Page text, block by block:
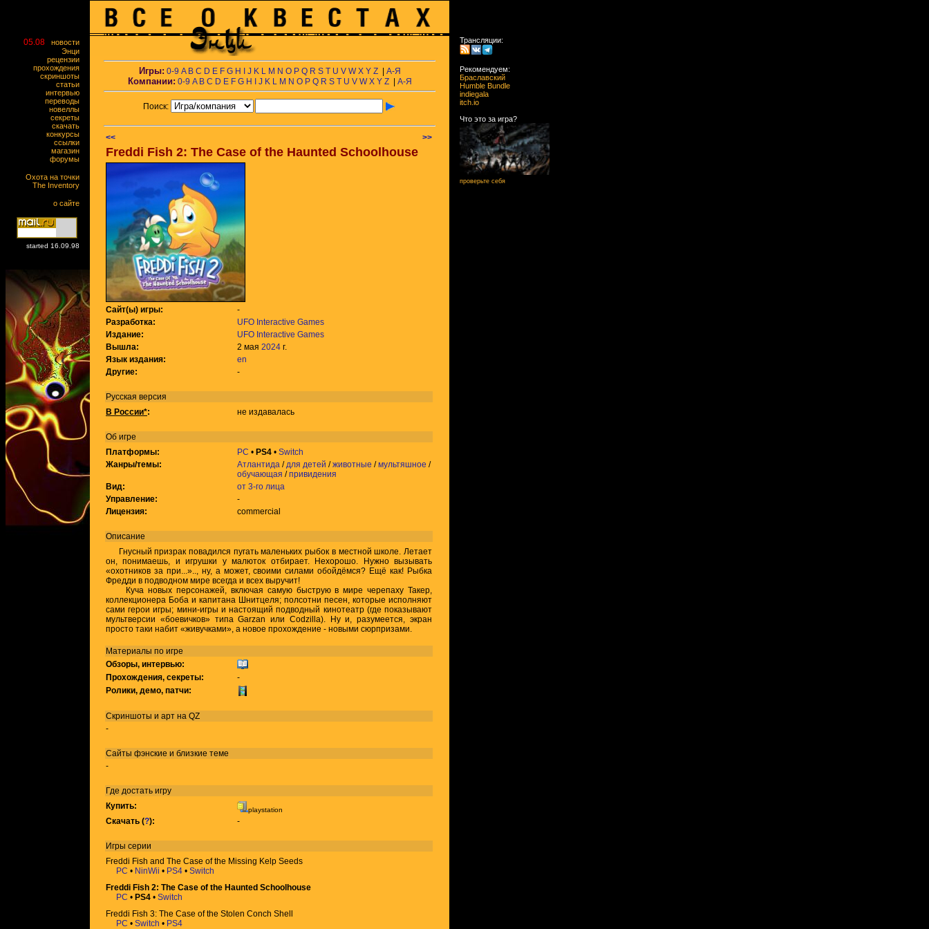
05.08
новости
Энци
рецензии
прохождения
скриншоты
статьи
интервью
переводы
новеллы
секреты
скачать
конкурсы
ссылки
магазин
форумы
Охота на точки
The Inventory
о сайте
started 16.09.98
Игры: 0-9 A B C D E F G H J K L M N O P Q R S T U V W X Y Z| А-Я
Компании: 0-9 A B C D E F G H J K L M N O P Q R S T U V W X Y Z| А-Я
Поиск:
<< >>
Freddi Fish 2: The Case of the Haunted Schoolhouse
Сайт(ы) игры:
-
Разработка:
UFO Interactive Games
Издание:
UFO Interactive Games
Вышла:
2 мая 2024 г.
Язык издания:
en
Другие:
-
Русская версия
В России*: не издавалась
Об игре
Платформы:
PC • PS4 • Switch
Жанры/темы:
Атлантида /для детей /животные /мультяшное /
обучающая /привидения
Вид:
от 3-го лица
Управление:
-
Лицензия:
commercial
Описание
Гнусный призрак повадился пугать маленьких рыбок в местной школе. Летает
он, понимаешь, и игрушки у малюток отбирает. Нехорошо. Нужно вызывать
«охотников за при...».., ну, а может, своими силами обойдёмся? Ещё как! Рыбка
Фредди в подводном мире всегда и всех выручит!
Куча новых персонажей, включая самую быструю в мире черепаху Такер,
коллекционера Боба и капитана Шнитцеля; полсотни песен, которые исполняют
сами герои игры; мини-игры и настоящий подводный кинотеатр (где показывают
мультверсии «боевичков» типа Garzan или Codzilla). Ну и, разумеется, экран
просто таки набит «живучками», а новое прохождение - новыми сюрпризами.
Материалы по игре
Обзоры, интервью:
Прохождения, секреты:
-
Ролики, демо, патчи:
Скриншоты и арт на QZ
-
Сайты фэнские и близкие теме
-
Где достать игру
Купить:
playstation
Скачать (?): -
Игры серии
Freddi Fish and The Case of the Missing Kelp Seeds
PC • NinWii • PS4 • Switch
Freddi Fish 2: The Case of the Haunted Schoolhouse
PC • PS4 • Switch
Freddi Fish 3: The Case of the Stolen Conch Shell
PC • Switch • PS4
Трансляции:
Рекомендуем:
Браславский
Humble Bundle
indiegala
itch.io
Что это за игра?
проверьте себя